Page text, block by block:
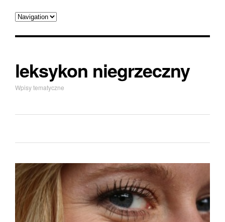
leksykon niegrzeczny
Wpisy tematyczne